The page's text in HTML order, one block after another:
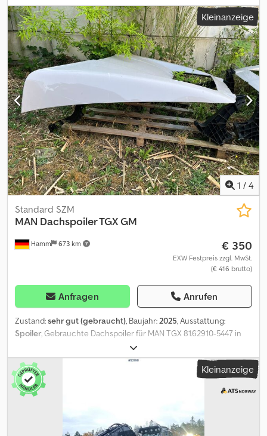
Laderaumbreite:2.470 mm, Laderaumhöhe:3.040 mm, Baujahr:
2021, Planenaufbau Gniotpol / BDF / 19 EPAL Baujahr 2021
Technische Daten Zul. Gesamtgewicht: 16.000 kg Eigengewicht:
2.900 kg Nutzlast: 13.100 kg Abmessungen Gesamtlänge: 781 cm
Länge zwischen Verriegelungen: 580 cm Codpjzmv I Uefx Aaveha
Länge von Front bis vordere Verriegelung: 100 cm Länge von
hinterer Verriegelung bis Tür: 100 cm Innenmaße: Länge: 772 cm
Breite: 247 cm Höhe: 304 cm Kapazität: 19 EPAL Sehr guter
Zustand.
Kleinanzeige
1 / 4
Hamm 673 km
Standard SZM
MAN Dachspoiler TGX GM
€ 350
EXW Festpreis zzgl. MwSt.
(€ 416 brutto)
Anfragen Anrufen
Zustand:sehr gut (gebraucht), Baujahr:2025, Ausstattung:
Spoiler, Gebrauchte Dachspoiler für MAN TGX 81.62910-5447 in
SIGNALGRAU RAL 7004 inkl. AERO-Verlängerung - ab 59067 Hamm
(mehrfach vorhanden) 81.62910-5448 struckturlackiert - ab 59067
Hamm Chedpfx Aaezlc Dgevoa 81.62910-5445 in Reinweiss
RAL9010 - ab 99820 Hörselberg-Hainich
Kleinanzeige